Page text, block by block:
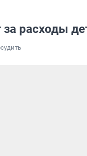
за расходы